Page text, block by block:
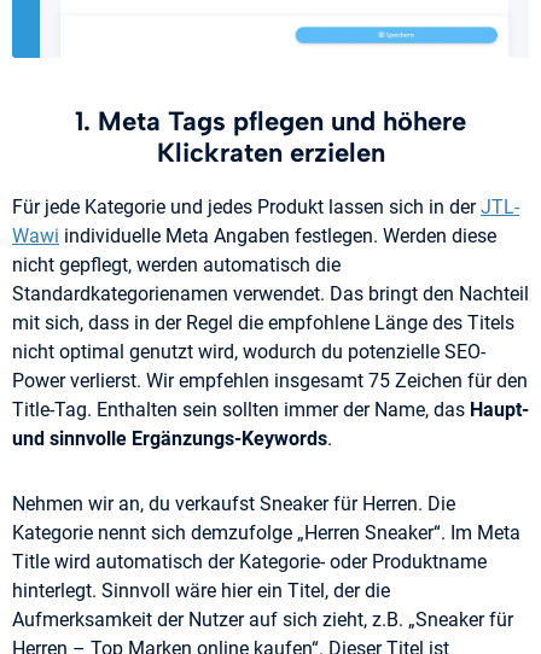
1. Meta Tags pflegen und höhere
Klickraten erzielen
Für jede Kategorie und jedes Produkt lassen sich in derJTL-
Wawi individuelle Meta Angaben festlegen. Werden diese
nicht gepflegt, werden automatisch die
Standardkategorienamen verwendet. Das bringt den Nachteil
mit sich, dass in der Regel die empfohlene Länge des Titels
nicht optimal genutzt wird, wodurch du potenzielle SEO-
Power verlierst. Wir empfehlen insgesamt 75 Zeichen für den
Title-Tag. Enthalten sein sollten immer der Name, das Haupt-
und sinnvolle Ergänzungs-Keywords.
Nehmen wir an, du verkaufst Sneaker für Herren. Die
Kategorie nennt sich demzufolge „Herren Sneaker“. Im Meta
Title wird automatisch der Kategorie- oder Produktname
hinterlegt. Sinnvoll wäre hier ein Titel, der die
Aufmerksamkeit der Nutzer auf sich zieht, z.B. „Sneaker für
Herren – Top Marken online kaufen“. Dieser Titel ist